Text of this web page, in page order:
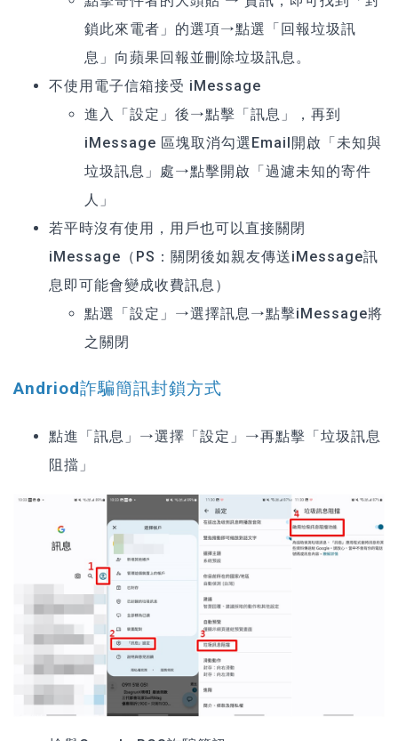
鎖此來電者」的選項→點選「回報垃圾訊
息」向蘋果回報並刪除垃圾訊息。
不使用電子信箱接受 iMessage
進入「設定」後→點擊「訊息」，再到
iMessage 區塊取消勾選Email開啟「未知與
垃圾訊息」處→點擊開啟「過濾未知的寄件
人」
若平時沒有使用，用戶也可以直接關閉
iMessage（PS：關閉後如親友傳送iMessage訊
息即可能會變成收費訊息）
點選「設定」→選擇訊息→點擊iMessage將
之關閉
Andriod詐騙簡訊封鎖方式
點進「訊息」→選擇「設定」→再點擊「垃圾訊息
阻擋」